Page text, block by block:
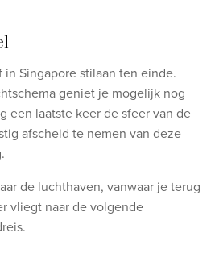
Singapore stilaan ten einde.
geniet je mogelijk nog
een laatste keer de sfeer van de
afscheid te nemen van deze
de luchthaven, vanwaar je terug
vliegt naar de volgende